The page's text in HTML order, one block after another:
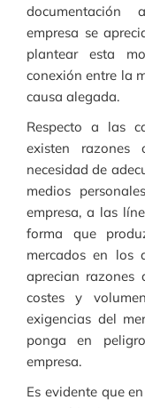
documentación
empresa se
plantear esta
conexión entre la
causa alegada.
Respecto a las
existen razones
necesidad de
medios
empresa, a las
forma que
mercados en los
aprecian razones
costes y
exigencias del
ponga en
empresa.
Es evidente que